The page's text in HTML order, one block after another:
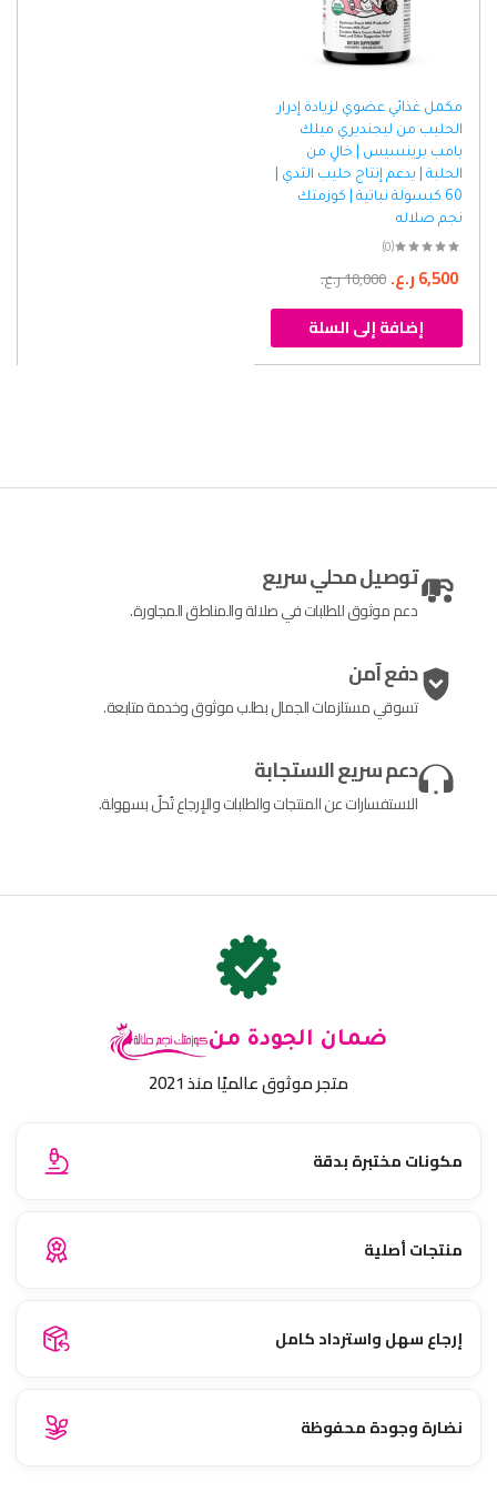
مكمل غذائي عضوي لزيادة إدرار
الحليب من ليجنديري ميلك
بامب برينسيس | خالٍ من
الحلبة | يدعم إنتاج حليب الثدي |
60 كبسولة نباتية | كوزمتك
نجم صلاله
(0)
10,000ر.ع. 6,500ر.ع.
إضافة إلى السلة
توصيل محلي سريع
دعم موثوق للطلبات في صلالة والمناطق المجاورة.
دفع آمن
تسوقي مستلزمات الجمال بطلب موثوق وخدمة متابعة.
دعم سريع الاستجابة
الاستفسارات عن المنتجات والطلبات والإرجاع تُحلّ بسهولة.
ضمان الجودة من
متجر موثوق عالميًا منذ 2021
مكونات مختبرة بدقة
منتجات أصلية
إرجاع سهل واسترداد كامل
نضارة وجودة محفوظة